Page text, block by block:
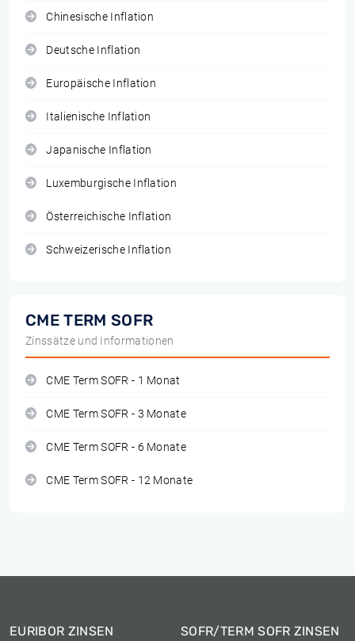
Chinesische Inflation
Deutsche Inflation
Europäische Inflation
Italienische Inflation
Japanische Inflation
Luxemburgische Inflation
Österreichische Inflation
Schweizerische Inflation
CME TERM SOFR
Zinssätze und Informationen
CME Term SOFR - 1 Monat
CME Term SOFR - 3 Monate
CME Term SOFR - 6 Monate
CME Term SOFR - 12 Monate
EURIBOR ZINSEN SOFR/TERM SOFR ZINSEN